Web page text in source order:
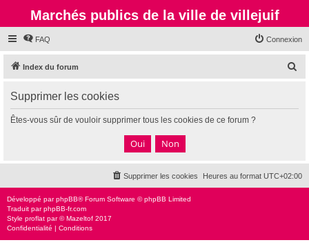
Marchés publics de la ville de villejuif
FAQ Connexion
Index du forum
c
Supprimer les cookies
Êtes-vous sûr de vouloir supprimer tous les cookies de ce forum ?
Heures au format UTC+02:00
Supprimer les cookies
Développé parphpBB® Forum Software © phpBB Limited
Traduit parphpBB-fr.com
Style proflat par ©Mazeltof 2017
Confidentialité | Conditions